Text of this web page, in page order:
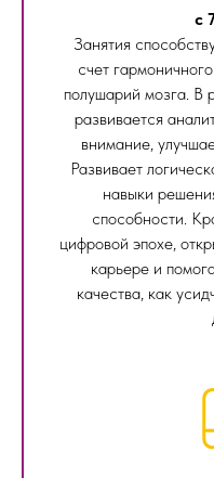
c
Занятия
счет
полушарий мозга. В
развивается
внимание,
Развивает
навыки
способности.
цифровой эпохе,
карьере и
качества, как